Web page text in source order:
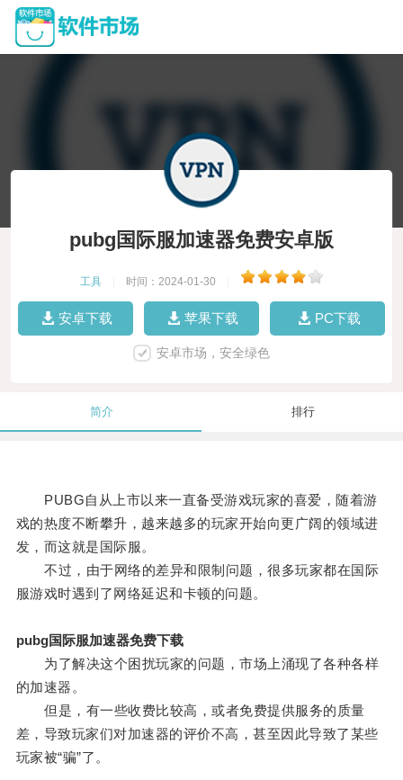
pubg国际服加速器免费安卓版
工具 时间：2024-01-30
安卓下载 苹果下载 PC下载
安卓市场，安全绿色
简介 排行
PUBG自从上市以来一直备受游戏玩家的喜爱，随着游
戏的热度不断攀升，越来越多的玩家开始向更广阔的领域进
发，而这就是国际服。
不过，由于网络的差异和限制问题，很多玩家都在国际
服游戏时遇到了网络延迟和卡顿的问题。
pubg国际服加速器免费下载
为了解决这个困扰玩家的问题，市场上涌现了各种各样
的加速器。
但是，有一些收费比较高，或者免费提供服务的质量
差，导致玩家们对加速器的评价不高，甚至因此导致了某些
玩家被“骗”了。